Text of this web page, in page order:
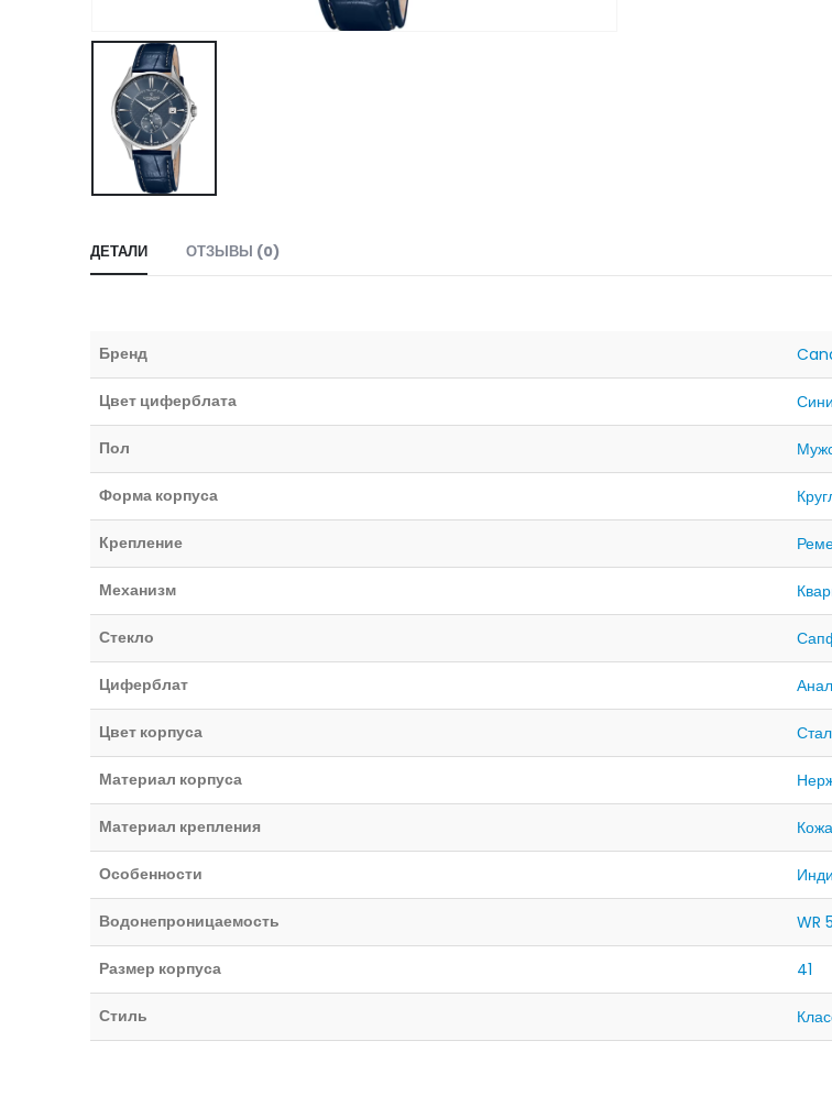
ДЕТАЛИ ОТЗЫВЫ (0)
Бренд
Цвет циферблата
Пол
Форма корпуса
Крепление
Механизм
Стекло
Циферблат
Цвет корпуса
Материал корпуса
Материал крепления Кожа
Особенности
Водонепроницаемость WR
Размер корпуса 41
Стиль